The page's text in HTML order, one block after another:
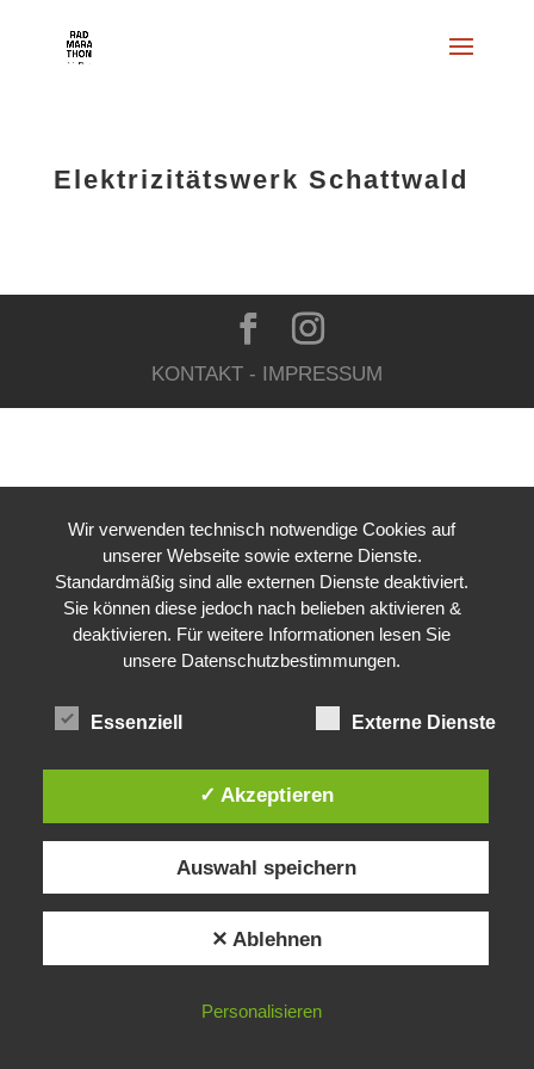
Elektrizitätswerk Schattwald
KONTAKT- IMPRESSUM
Wir verwenden technisch notwendige Cookies auf
unserer Webseite sowie externe Dienste.
Standardmäßig sind alle externen Dienste deaktiviert.
Sie können diese jedoch nach belieben aktivieren &
deaktivieren. Für weitere Informationen lesen Sie
unsere Datenschutzbestimmungen.
Essenziell Externe Dienste
✓ Akzeptieren
Auswahl speichern
✕ Ablehnen
Personalisieren